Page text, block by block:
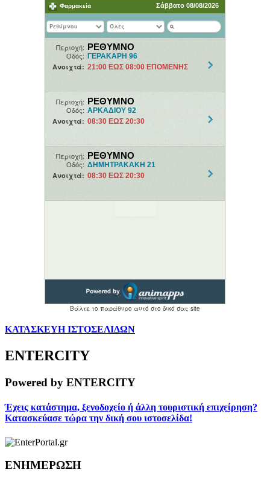
ΚΑΤΑΣΚΕΥΗ ΙΣΤΟΣΕΛΙΔΩΝ
ENTERCITY
Powered by ENTERCITY
Έχεις κατάστημα, ξενοδοχείο ή άλλη τουριστική επιχείρηση?
Κατασκεύασε τώρα την δική σου ιστοσελίδα!
ΕΝΗΜΕΡΩΣΗ